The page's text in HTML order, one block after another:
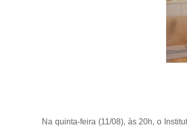
Na quinta-feira (11/08), às 20h, o